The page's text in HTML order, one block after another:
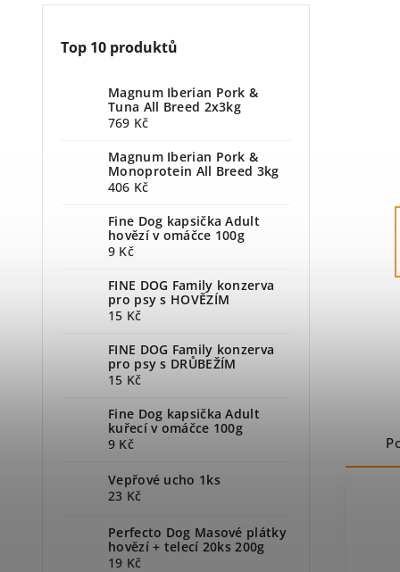
Top 10 produktů
Magnum Iberian Pork &
Tuna All Breed 2x3kg
769 Kč
Magnum Iberian Pork &
Monoprotein All Breed 3kg
406 Kč
Fine Dog kapsička Adult
hovězí v omáčce 100g
9 Kč
FINE DOG Family konzerva
pro psy s HOVĚZÍM
15 Kč
FINE DOG Family konzerva
pro psy s DRŮBEŽÍM
15 Kč
Fine Dog kapsička Adult
kuřecí v omáčce 100g
9 Kč
Vepřové ucho 1ks
23 Kč
Perfecto Dog Masové plátky
hovězí + telecí 20ks 200g
19 Kč